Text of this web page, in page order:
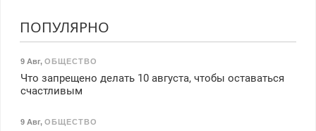
ПОПУЛЯРНО
9 Авг, ОБЩЕСТВО
Что запрещено делать 10 августа, чтобы оставаться
счастливым
9 Авг, ОБЩЕСТВО